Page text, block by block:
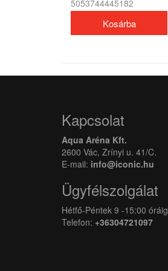
SILC CAP AF/AM/AU
5053744445182
Kapcsolat
Aqua Aréna Kft.
2600 Vác, Zrínyi u. 41/C.
E-mail: info@iconic.hu
Ügyfélszolgálat
Hétfő-Péntek 9 -15:00 óráig
Telefon: +36304721097